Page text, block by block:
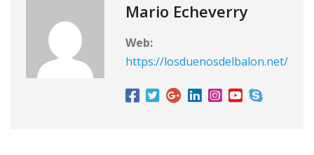
Mario Echeverry
Web:
https://losduenosdelbalon.net/